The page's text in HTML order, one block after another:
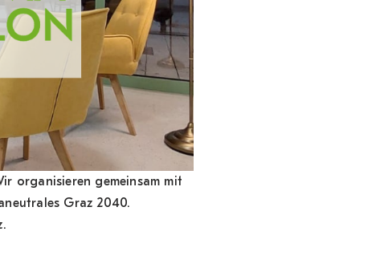
organisieren gemeinsam mit
Graz 2040.